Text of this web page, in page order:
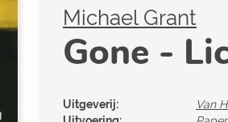
Michael Grant
Gone -
Uitgeverij:
Van